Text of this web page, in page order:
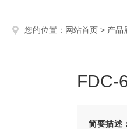
您的位置： 网站首页 > 产品
FDC-
简要描述：